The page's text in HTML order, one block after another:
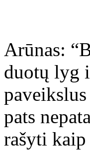
Arūnas:
duotų lyg
pats
rašyti